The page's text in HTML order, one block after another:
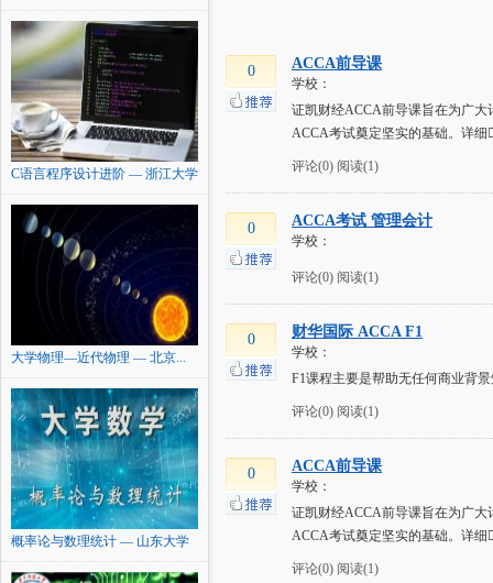
C语言程序设计进阶 — 浙江大学
大学物理—近代物理 — 北京...
概率论与数理统计 — 山东大学
0 ACCA前导课
学校：
证凯财经ACCA前导课旨在为广
ACCA考试奠定坚实的基础。详细
评论(0) 阅读(1)
0 ACCA考试 管理会计
学校：
评论(0) 阅读(1)
0 财华国际 ACCA F1
学校：
F1课程主要是帮助无任何商业背
评论(0) 阅读(1)
0 ACCA前导课
学校：
证凯财经ACCA前导课旨在为广
ACCA考试奠定坚实的基础。详细
评论(0) 阅读(1)